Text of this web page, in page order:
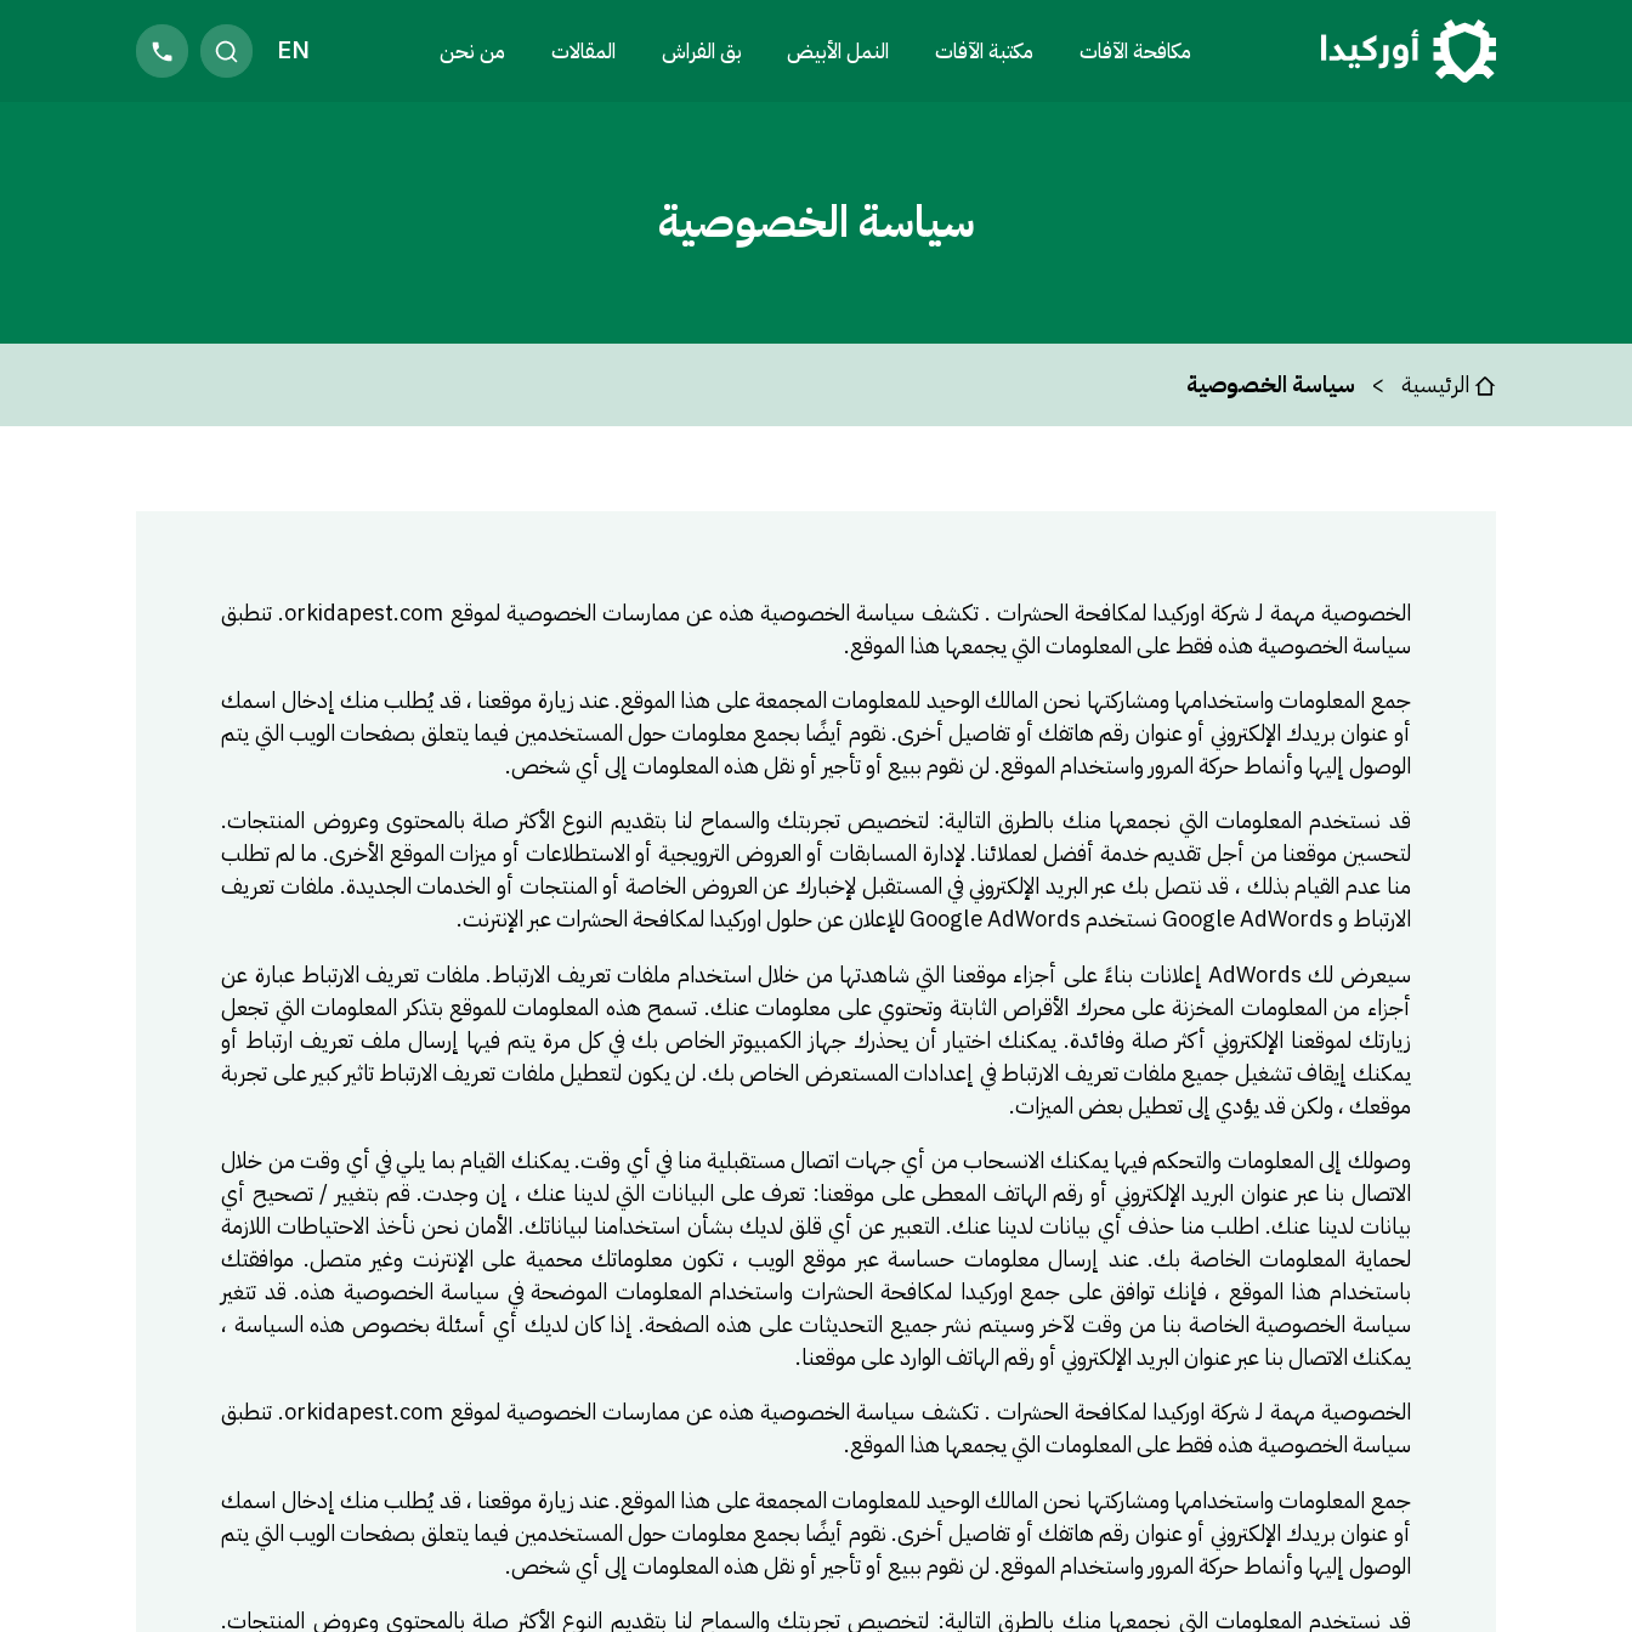
مكافحة الآفات مكتبة الآفات النمل الأبيض بق الفراش المقالات من نحن EN
سياسة الخصوصية
الرئيسية سياسة الخصوصية
الخصوصية مهمة لـ شركة اوركيدا لمكافحة الحشرات . تكشف سياسة الخصوصية هذه عن ممارسات الخصوصية لموقع orkidapest.com. تنطبق
سياسة الخصوصية هذه فقط على المعلومات التي يجمعها هذا الموقع.
جمع المعلومات واستخدامها ومشاركتها نحن المالك الوحيد للمعلومات المجمعة على هذا الموقع. عند زيارة موقعنا ، قد يُطلب منك إدخال اسمك
أو عنوان بريدك الإلكتروني أو عنوان رقم هاتفك أو تفاصيل أخرى. نقوم أيضًا بجمع معلومات حول المستخدمين فيما يتعلق بصفحات الويب التي يتم
الوصول إليها وأنماط حركة المرور واستخدام الموقع. لن نقوم ببيع أو تأجير أو نقل هذه المعلومات إلى أي شخص.
قد نستخدم المعلومات التي نجمعها منك بالطرق التالية: لتخصيص تجربتك والسماح لنا بتقديم النوع الأكثر صلة بالمحتوى وعروض المنتجات.
لتحسين موقعنا من أجل تقديم خدمة أفضل لعملائنا. لإدارة المسابقات أو العروض الترويجية أو الاستطلاعات أو ميزات الموقع الأخرى. ما لم تطلب
منا عدم القيام بذلك ، قد نتصل بك عبر البريد الإلكتروني في المستقبل لإخبارك عن العروض الخاصة أو المنتجات أو الخدمات الجديدة. ملفات تعريف
الارتباط و Google AdWords نستخدم Google AdWords للإعلان عن حلول اوركيدا لمكافحة الحشرات عبر الإنترنت.
سيعرض لك AdWords إعلانات بناءً على أجزاء موقعنا التي شاهدتها من خلال استخدام ملفات تعريف الارتباط. ملفات تعريف الارتباط عبارة عن
أجزاء من المعلومات المخزنة على محرك الأقراص الثابتة وتحتوي على معلومات عنك. تسمح هذه المعلومات للموقع بتذكر المعلومات التي تجعل
زيارتك لموقعنا الإلكتروني أكثر صلة وفائدة. يمكنك اختيار أن يحذرك جهاز الكمبيوتر الخاص بك في كل مرة يتم فيها إرسال ملف تعريف ارتباط أو
يمكنك إيقاف تشغيل جميع ملفات تعريف الارتباط في إعدادات المستعرض الخاص بك. لن يكون لتعطيل ملفات تعريف الارتباط تاثير كبير على تجربة
موقعك ، ولكن قد يؤدي إلى تعطيل بعض الميزات.
وصولك إلى المعلومات والتحكم فيها يمكنك الانسحاب من أي جهات اتصال مستقبلية منا في أي وقت. يمكنك القيام بما يلي في أي وقت من خلال
الاتصال بنا عبر عنوان البريد الإلكتروني أو رقم الهاتف المعطى على موقعنا: تعرف على البيانات التي لدينا عنك ، إن وجدت. قم بتغيير / تصحيح أي
بيانات لدينا عنك. اطلب منا حذف أي بيانات لدينا عنك. التعبير عن أي قلق لديك بشأن استخدامنا لبياناتك. الأمان نحن نأخذ الاحتياطات اللازمة
لحماية المعلومات الخاصة بك. عند إرسال معلومات حساسة عبر موقع الويب ، تكون معلوماتك محمية على الإنترنت وغير متصل. موافقتك
باستخدام هذا الموقع ، فإنك توافق على جمع اوركيدا لمكافحة الحشرات واستخدام المعلومات الموضحة في سياسة الخصوصية هذه. قد تتغير
سياسة الخصوصية الخاصة بنا من وقت لآخر وسيتم نشر جميع التحديثات على هذه الصفحة. إذا كان لديك أي أسئلة بخصوص هذه السياسة ،
يمكنك الاتصال بنا عبر عنوان البريد الإلكتروني أو رقم الهاتف الوارد على موقعنا.
الخصوصية مهمة لـ شركة اوركيدا لمكافحة الحشرات . تكشف سياسة الخصوصية هذه عن ممارسات الخصوصية لموقع orkidapest.com. تنطبق
سياسة الخصوصية هذه فقط على المعلومات التي يجمعها هذا الموقع.
جمع المعلومات واستخدامها ومشاركتها نحن المالك الوحيد للمعلومات المجمعة على هذا الموقع. عند زيارة موقعنا ، قد يُطلب منك إدخال اسمك
أو عنوان بريدك الإلكتروني أو عنوان رقم هاتفك أو تفاصيل أخرى. نقوم أيضًا بجمع معلومات حول المستخدمين فيما يتعلق بصفحات الويب التي يتم
الوصول إليها وأنماط حركة المرور واستخدام الموقع. لن نقوم ببيع أو تأجير أو نقل هذه المعلومات إلى أي شخص.
قد نستخدم المعلومات التي نجمعها منك بالطرق التالية: لتخصيص تجربتك والسماح لنا بتقديم النوع الأكثر صلة بالمحتوى وعروض المنتجات.